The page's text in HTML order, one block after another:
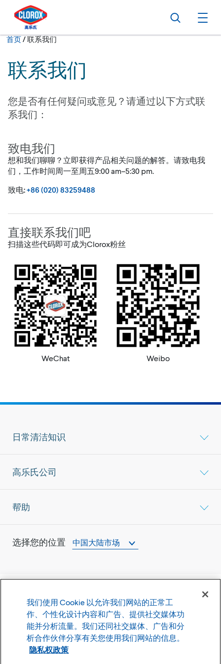
转到主导航栏
转到内容
转到页脚
搜索
首页/当前状态：
联系我们
联系我们
您是否有任何疑问或意见？请通过以下方式联
系我们：
致电我们
想和我们聊聊？立即获得产品相关问题的解答。请致电我
们，工作时间周一至周五9:00 am–5:30 pm.
致电:+86 (020) 83259488
直接联系我们吧
扫描这些代码即可成为Clorox粉丝
WeChat Weibo
日常清洁知识
高乐氏公司
帮助
选择您的位置 中国大陆市场
2026高乐氏公司
使用条款 隐私政策
Cookie 设置
我们使用 Cookie 以允许我们网站的正常工
作、个性化设计内容和广告、提供社交媒体功
能并分析流量。我们还同社交媒体、广告和分
析合作伙伴分享有关您使用我们网站的信息。
隐私权政策